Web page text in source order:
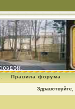
Правила форума
Здравствуйте,